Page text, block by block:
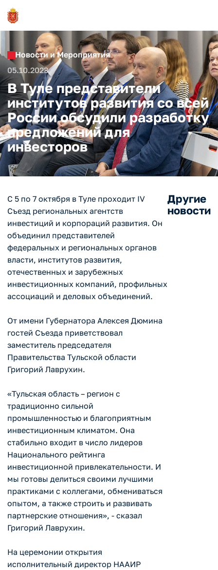
Новости и Мероприятия
05.10.2023
В Туле представители
институтов развития со всей
России обсудили разработку
предложений для
инвесторов
С 5 по 7 октября в Туле проходит IV
Съезд региональных агентств
инвестиций и корпораций развития. Он
объединил представителей
федеральных и региональных органов
власти, институтов развития,
отечественных и зарубежных
инвестиционных компаний, профильных
ассоциаций и деловых объединений.
От имени Губернатора Алексея Дюмина
гостей Съезда приветствовал
заместитель председателя
Правительства Тульской области
Григорий Лаврухин.
«Тульская область – регион с
традиционно сильной
промышленностью и благоприятным
инвестиционным климатом. Она
стабильно входит в число лидеров
Национального рейтинга
инвестиционной привлекательности. И
мы готовы делиться своими лучшими
практиками с коллегами, обмениваться
опытом, а также строить и развивать
партнерские отношения», - сказал
Григорий Лаврухин.
На церемонии открытия
исполнительный директор НААИР
Другие
новости